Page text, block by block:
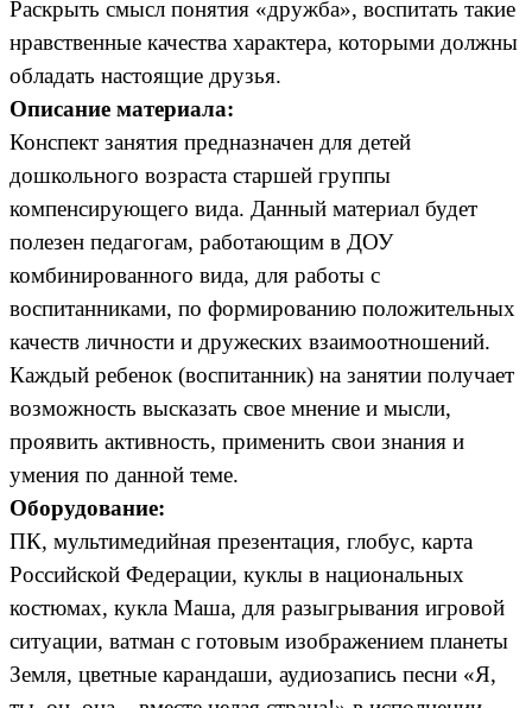
Раскрыть смысл понятия «дружба», воспитать такие
нравственные качества характера, которыми должны
обладать настоящие друзья.
Описание материала:
Конспект занятия предназначен для детей
дошкольного возраста старшей группы
компенсирующего вида. Данный материал будет
полезен педагогам, работающим в ДОУ
комбинированного вида, для работы с
воспитанниками, по формированию положительных
качеств личности и дружеских взаимоотношений.
Каждый ребенок (воспитанник) на занятии получает
возможность высказать свое мнение и мысли,
проявить активность, применить свои знания и
умения по данной теме.
Оборудование:
ПК, мультимедийная презентация, глобус, карта
Российской Федерации, куклы в национальных
костюмах, кукла Маша, для разыгрывания игровой
ситуации, ватман с готовым изображением планеты
Земля, цветные карандаши, аудиозапись песни «Я,